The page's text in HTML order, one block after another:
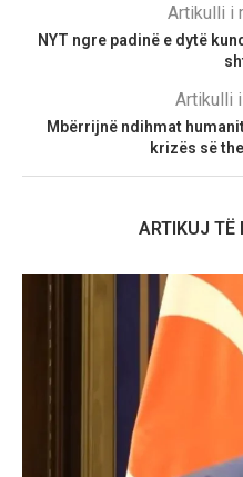
Artikulli i
NYT ngre padinë e dytë
Artikulli
Mbërrijnë ndihmat
krizës së
ARTIKUJ TË